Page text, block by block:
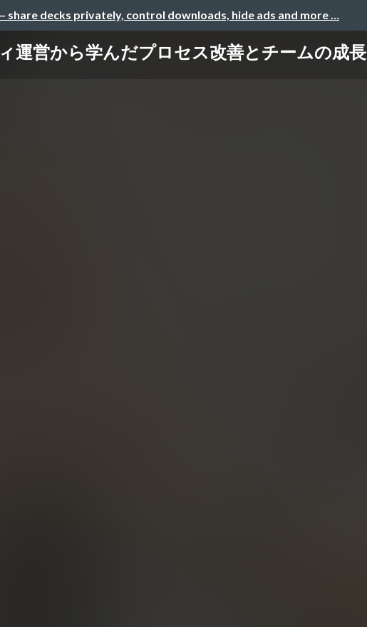
share decks privately, control downloads, hide ads and more …
運営から学んだプロセス改善とチームの成長